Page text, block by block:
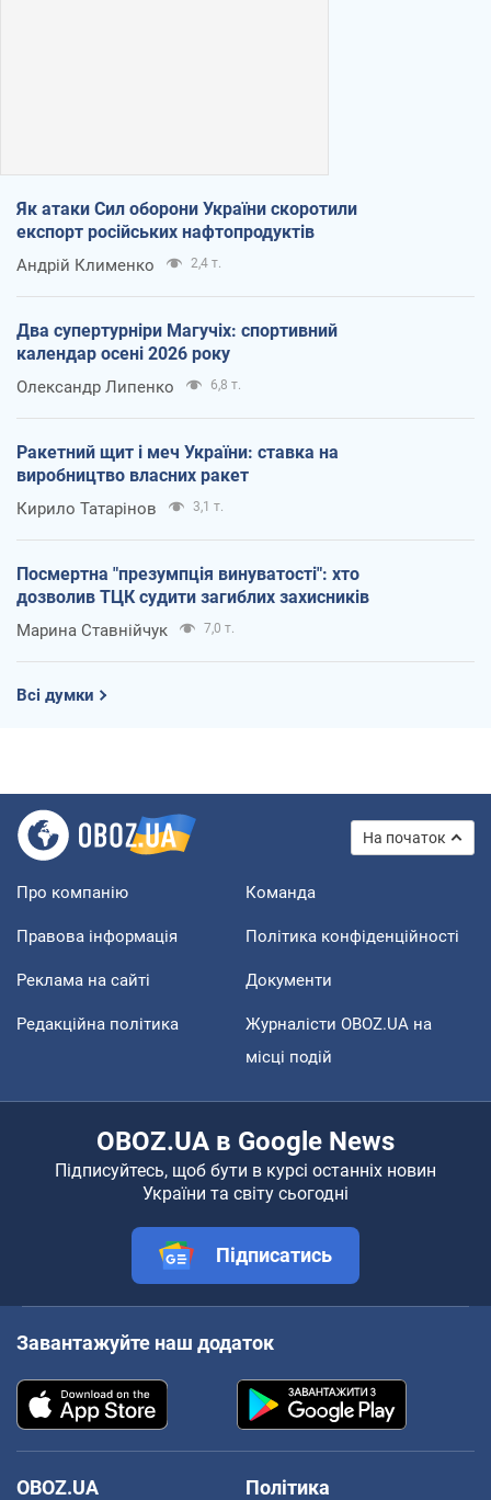
Як атаки Сил оборони України скоротили
експорт російських нафтопродуктів
Андрій Клименко 2,4 т.
Два супертурніри Магучіх: спортивний
календар осені 2026 року
Олександр Липенко 6,8 т.
Ракетний щит і меч України: ставка на
виробництво власних ракет
Кирило Татарінов 3,1 т.
Посмертна "презумпція винуватості": хто
дозволив ТЦК судити загиблих захисників
Марина Ставнійчук 7,0 т.
Всі думки
На початок
Про компанію Команда
Правова інформація Політика конфіденційності
Реклама на сайті Документи
Редакційна політика
Журналісти OBOZ.UA на
місці подій
OBOZ.UA в Google News
Підписуйтесь, щоб бути в курсі останніх новин
України та світу сьогодні
Підписатись
Завантажуйте наш додаток
OBOZ.UA
Політика